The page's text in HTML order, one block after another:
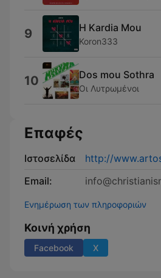
9 H Kardia Mou
Koron333
10 Dos mou Sothra
Οι Λυτρωμένοι
Επαφές
Ιστοσελίδα
http://
Email:
Ενημέρωση των πληροφοριών
Κοινή χρήση
Facebook X